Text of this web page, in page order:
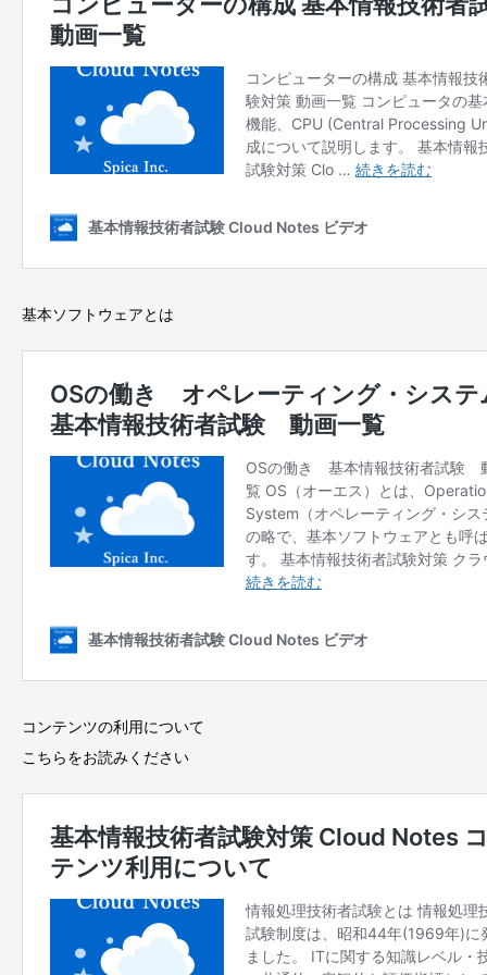
基本ソフトウェアとは
コンテンツの利用について
こちらをお読みください